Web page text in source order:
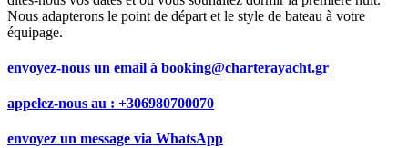
Nous adapterons le point de départ et le style de bateau à votre
équipage.
envoyez-nous un email à booking@charterayacht.gr
appelez-nous au : +306980700070
envoyez un message via WhatsApp